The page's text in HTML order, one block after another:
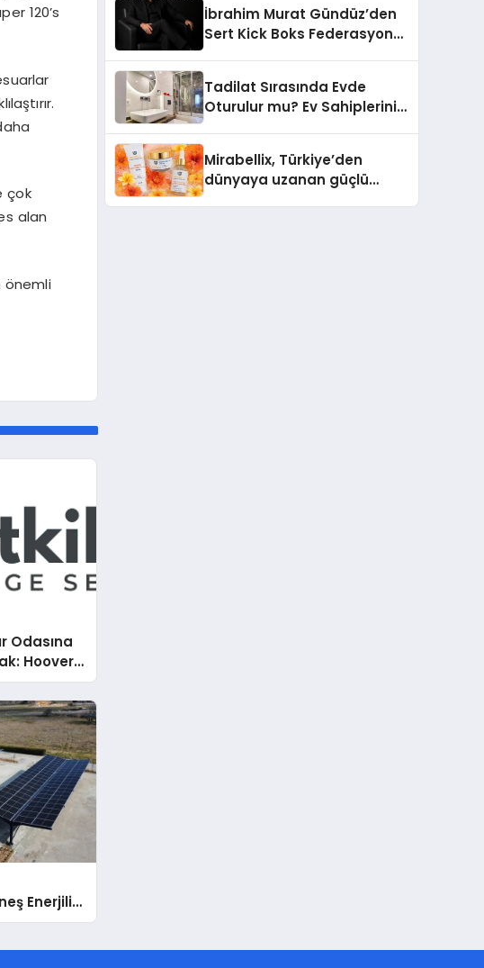
120’s
çok
alan
önemli
Odasına
Hoover
Teknik
Enerjili
İbrahim Murat Gündüz’den
Sert Kick Boks Federasyonu
Tadilat Sırasında Evde
Oturulur mu? Ev Sahiplerinin
Mirabellix, Türkiye’den
dünyaya uzanan güçlü